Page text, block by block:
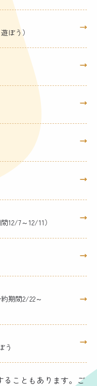
ぼう）
12/7～12/11）
期間2/22～
う
こともあります。ご